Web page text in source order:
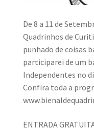
De 8 a 11 de
Quadrinhos de
punhado de coisas
participarei de um
Independentes no
Confira toda a
ENTRADA